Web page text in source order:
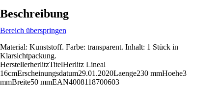
Beschreibung
Bereich überspringen
Material: Kunststoff. Farbe: transparent. Inhalt: 1 Stück in
Klarsichtpackung.
HerstellerherlitzTitelHerlitz Lineal
16cmErscheinungsdatum29.01.2020Laenge230 mmHoehe3
mmBreite50 mmEAN4008118700603